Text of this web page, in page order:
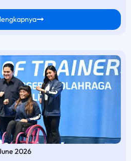
2026